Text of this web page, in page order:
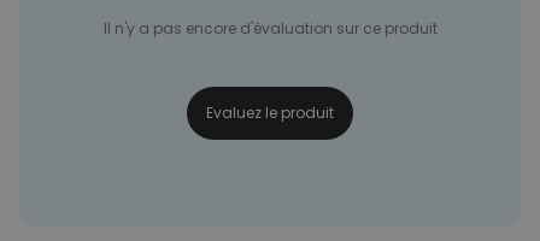
Il n'y a pas encore d'évaluation sur ce produit
Evaluez le produit